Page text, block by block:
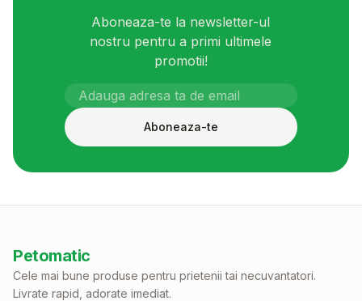
Aboneaza-te la newsletter-ul
nostru pentru a primi ultimele
promotii!
Aboneaza-te
Petomatic
Cele mai bune produse pentru prietenii tai necuvantatori.
Livrate rapid, adorate imediat.